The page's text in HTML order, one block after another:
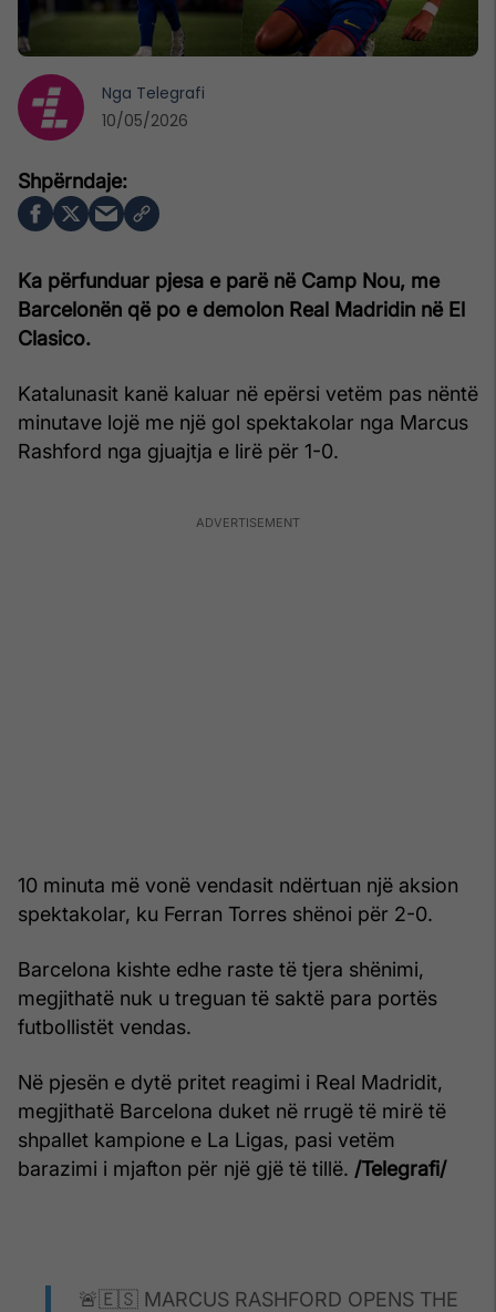
Ka përfunduar pjesa e parë në Camp Nou, me
Barcelonën që po e demolon Real Madridin në El
Clasico.
Katalunasit kanë kaluar në epërsi vetëm pas nëntë
minutave lojë me një gol spektakolar nga Marcus
Rashford nga gjuajtja e lirë për 1-0.
10 minuta më vonë vendasit ndërtuan një aksion
spektakolar, ku Ferran Torres shënoi për 2-0.
Barcelona kishte edhe raste të tjera shënimi,
megjithatë nuk u treguan të saktë para portës
futbollistët vendas.
Në pjesën e dytë pritet reagimi i Real Madridit,
megjithatë Barcelona duket në rrugë të mirë të
shpallet kampione e La Ligas, pasi vetëm
barazimi i mjafton për një gjë të tillë. /Telegrafi/
🚨🇪🇸 MARCUS RASHFORD OPENS THE
Nga Telegrafi
10/05/2026